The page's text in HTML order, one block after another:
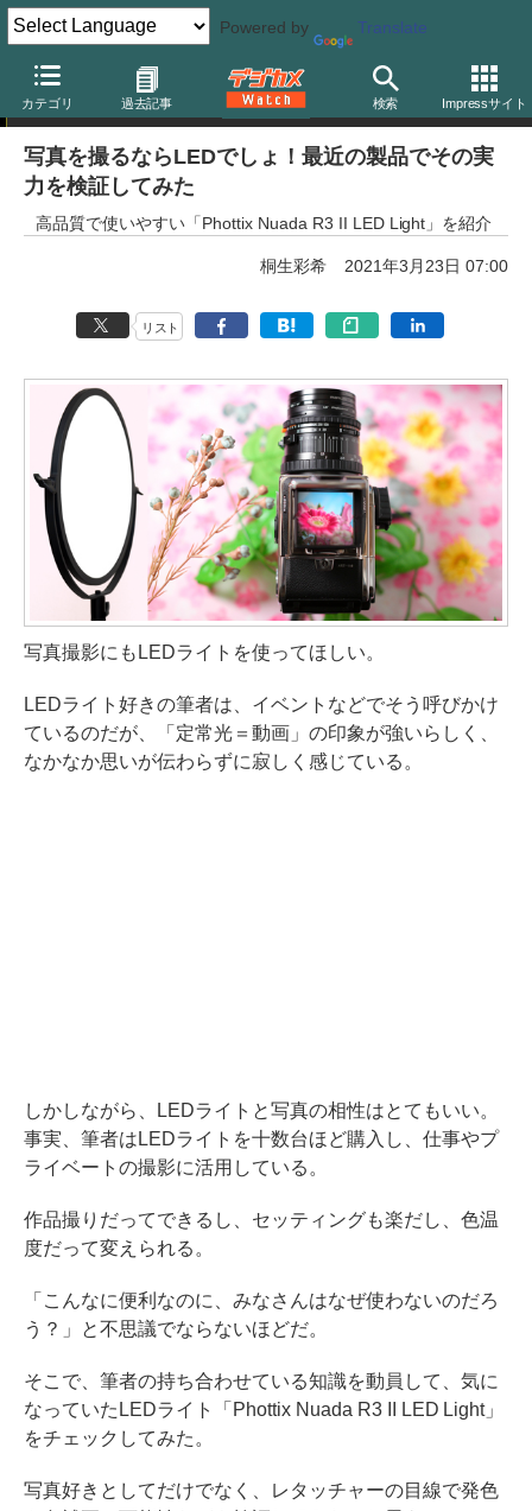
Powered by Translate
カテゴリ 過去記事 検索 Impressサイト
特別企画
写真を撮るならLEDでしょ！最近の製品でその実
力を検証してみた
高品質で使いやすい「Phottix Nuada R3 II LED Light」を紹介
桐生彩希 2021年3月23日 07:00
リスト
写真撮影にもLEDライトを使ってほしい。
LEDライト好きの筆者は、イベントなどでそう呼びかけ
ているのだが、「定常光＝動画」の印象が強いらしく、
なかなか思いが伝わらずに寂しく感じている。
しかしながら、LEDライトと写真の相性はとてもいい。
事実、筆者はLEDライトを十数台ほど購入し、仕事やプ
ライベートの撮影に活用している。
作品撮りだってできるし、セッティングも楽だし、色温
度だって変えられる。
「こんなに便利なのに、みなさんはなぜ使わないのだろ
う？」と不思議でならないほどだ。
そこで、筆者の持ち合わせている知識を動員して、気に
なっていたLEDライト「Phottix Nuada R3 II LED Light」
をチェックしてみた。
写真好きとしてだけでなく、レタッチャーの目線で発色